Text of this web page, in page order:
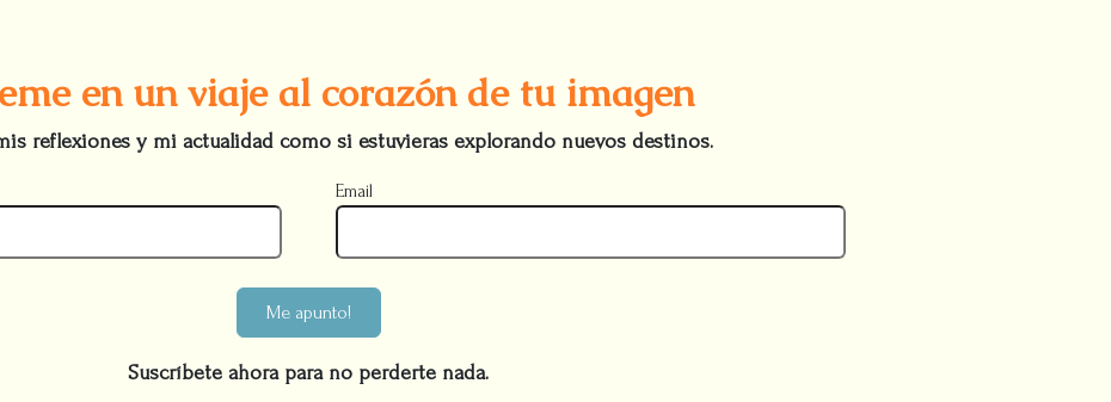
en un viaje al corazón de tu imagen
reflexiones y mi actualidad como si estuvieras explorando nuevos destinos.
Email
Me apunto!
Suscríbete ahora para no perderte nada.